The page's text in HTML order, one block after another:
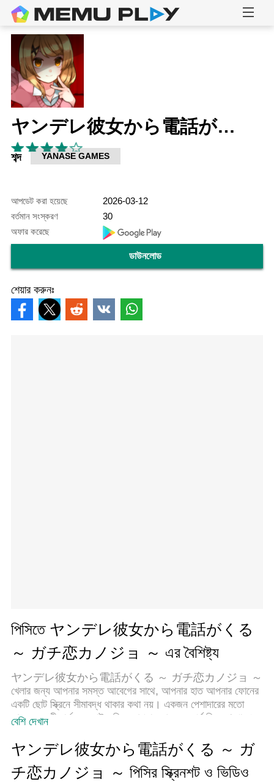
ヤンデレ彼女から電話がくる ～ ガチ恋カノジョ ～
শব্দ YANASE GAMES
আপডেট করা হয়েছে
2026-03-12
বর্তমান সংস্করণ
30
অফার করেছে
ডাউনলোড
শেয়ার করুনঃ
পিসিতে ヤンデレ彼女から電話がくる
～ ガチ恋カノジョ ～ এর বৈশিষ্ট্য
ヤンデレ彼女から電話がくる ～ ガチ恋カノジョ ～
খেলার জন্য আপনার সমস্ত আবেগের সাথে, আপনার হাত আপনার ফোনের
একটি ছোট স্ক্রিনে সীমাবদ্ধ থাকার কথা নয়। একজন পেশাদারের মতো
খেলুন এবং কীবোর্ড এবং মাউস দিয়ে আপনার গেমের সম্পূর্ণ নিয়ন্ত্রণ পান।
করছেন। ডাউনলোড করুন এবং পিসিতে ヤンデレ彼女から電話
がくる ～ ガチ恋カノジョ ～ খেলুন। আপনি যতক্ষণ চান
ততক্ষণ খেলুন, ব্যাটারি, মোবাইল ডেটা এবং বিরক্তিকর কলগুলির আর
বেশি দেখান
ヤンデレ彼女から電話がくる ～ ガ
チ恋カノジョ ～ পিসির স্ক্রিনশট ও ভিডিও